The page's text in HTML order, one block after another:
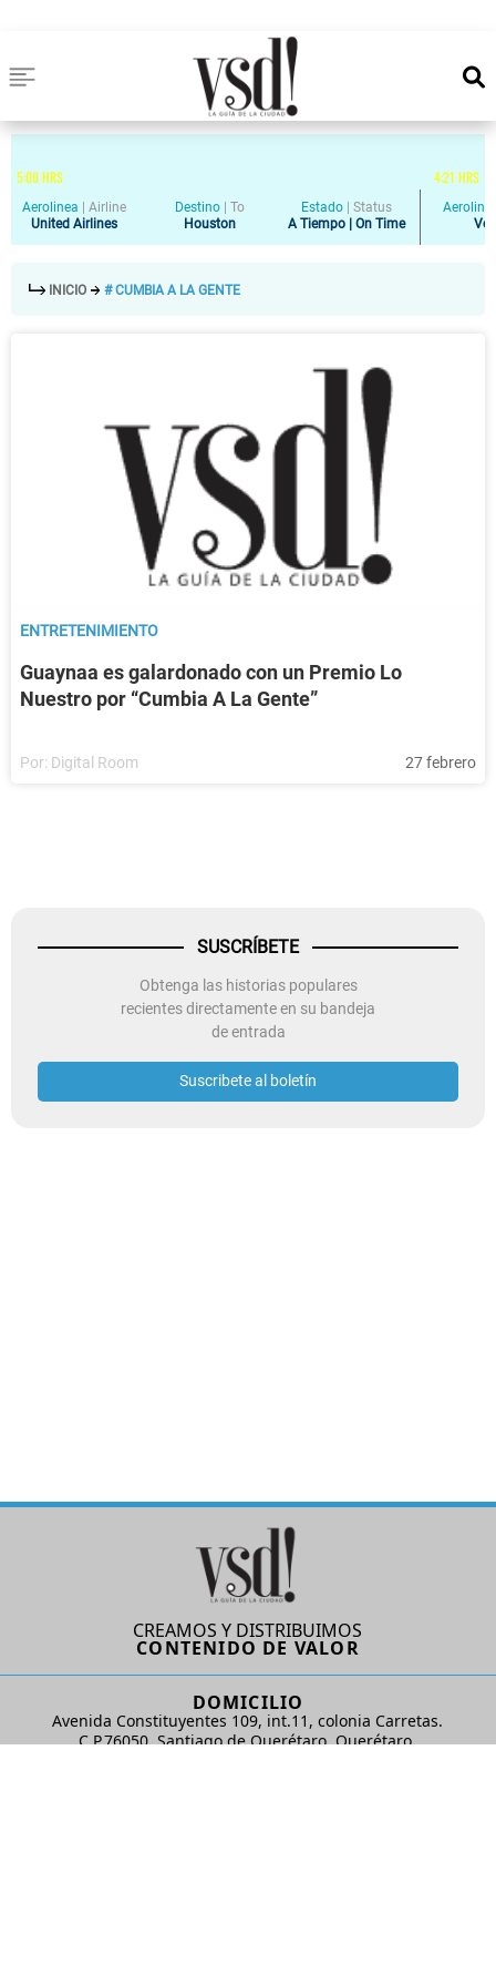
5:00HRS 4:21 HRS
Aerolinea
Airline
United Airlines
Destino
To
Houston
Estado
Status
A Tiempo | On Time
INICIO # CUMBIA A LA GENTE
ENTRETENIMIENTO
Guaynaa es galardonado con un Premio Lo
Nuestro por “Cumbia A La Gente”
Por: Digital Room 27 febrero
SUSCRÍBETE
Obtenga las historias populares
recientes directamente en su bandeja
de entrada
Suscribete al boletín
CREAMOS Y DISTRIBUIMOS
CONTENIDO DE VALOR
DOMICILIO
Avenida Constituyentes 109, int.11, colonia Carretas.
C.P.76050. Santiago de Querétaro, Querétaro.